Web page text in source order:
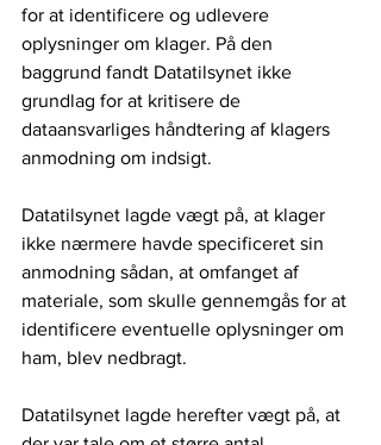
for at identificere og udlevere
oplysninger om klager. På den
baggrund fandt Datatilsynet ikke
grundlag for at kritisere de
dataansvarliges håndtering af klagers
anmodning om indsigt.
Datatilsynet lagde vægt på, at klager
ikke nærmere havde specificeret sin
anmodning sådan, at omfanget af
materiale, som skulle gennemgås for at
identificere eventuelle oplysninger om
ham, blev nedbragt.
Datatilsynet lagde herefter vægt på, at